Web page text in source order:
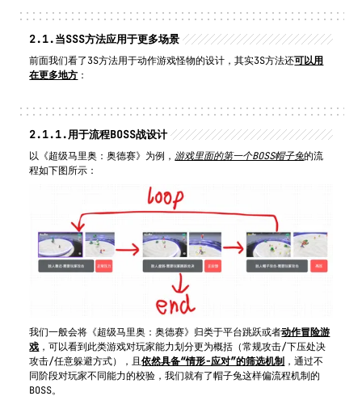
2.1.当SSS方法应用于更多场景
前面我们看了3S方法用于动作游戏怪物的设计，其实3S方法还可以用
在更多地方 ：
2.1.1.用于流程BOSS战设计
以《超级马里奥：奥德赛》为例， 游戏里面的第一个BOSS帽子兔的流
程如下图所示：
我们一般会将《超级马里奥：奥德赛》归类于平台跳跃或者动作冒险游
戏 ，可以看到此类游戏对玩家能力划分更为概括（常规攻击/下压处决
攻击/任意躲避方式），且依然具备“情形-应对”的筛选机制 ，通过不
同阶段对玩家不同能力的校验，我们就有了帽子兔这样偏流程机制的
BOSS。